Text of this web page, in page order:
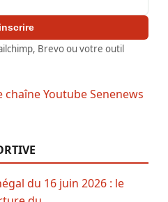
Brevo ou votre outil
du 16 juin 2026 : le